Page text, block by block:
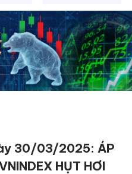
30/03/2025: ÁP
HỤT HƠI